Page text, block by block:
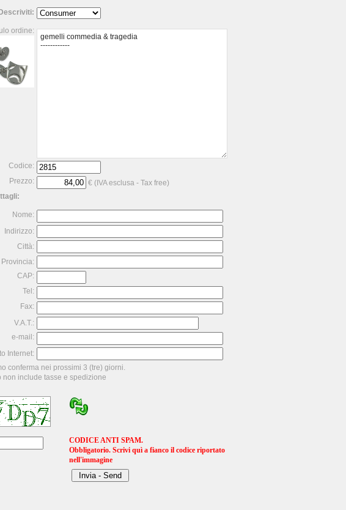
Descriviti:
ordine:
Codice:
Prezzo:
€ (IVA esclusa - Tax free)
Nome:
Indirizzo:
Città:
Provincia:
CAP:
Tel:
Fax:
V.A.T.:
e-mail:
Internet:
conferma nei prossimi 3 (tre) giorni.
non include tasse e spedizione
CODICE ANTI SPAM.
Obbligatorio. Scrivi quì a fianco il codice riportato
nell'immagine